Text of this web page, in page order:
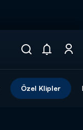
Özel Klipler